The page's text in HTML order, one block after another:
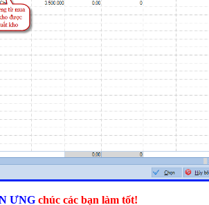
ƯNG chúc các bạn làm tốt!